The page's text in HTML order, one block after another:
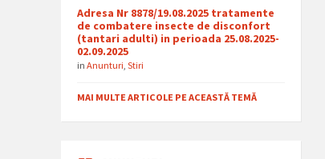
Adresa Nr 8878/19.08.2025 tratamente
de combatere insecte de disconfort
(tantari adulti) in perioada 25.08.2025-
02.09.2025
inAnunturi ,Stiri
MAI MULTE ARTICOLE PE ACEASTĂ TEMĂ